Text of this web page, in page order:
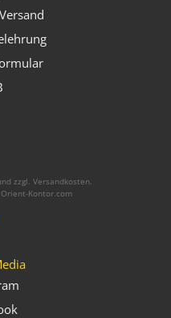
zzgl. Versandkosten.
Kontor.com